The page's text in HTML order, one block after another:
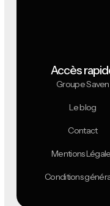
Accès
Groupe Saven
Le blog
Contact
Mentions
Conditions